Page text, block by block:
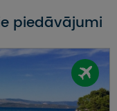
piedāvājumi